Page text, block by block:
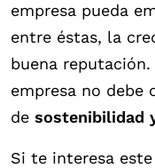
empresa pueda
entre éstas, la
buena
empresa no debe
de sostenibilidad
Si te interesa